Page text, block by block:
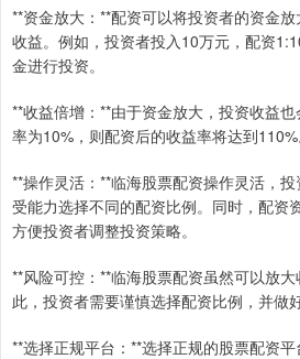
**资金放大：**配资可以将投资者的资金
收益。例如，投资者投入10万元，配资
金进行投资。
**收益倍增：**由于资金放大，投资收益
率为10%，则配资后的收益率将达到110%
**操作灵活：**临海股票配资操作灵活，
受能力选择不同的配资比例。同时，配资
方便投资者调整投资策略。
**风险可控：**临海股票配资虽然可以放
此，投资者需要谨慎选择配资比例，并做
**选择正规平台：**选择正规的股票配资